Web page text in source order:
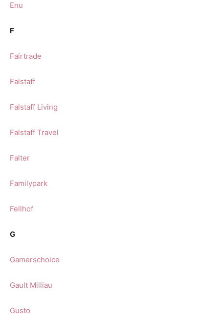
Enu
F
Fairtrade
Falstaff
Falstaff Living
Falstaff Travel
Falter
Familypark
Fellhof
G
Gamerschoice
Gault Milliau
Gusto